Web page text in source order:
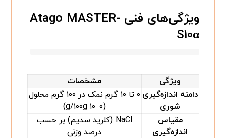
ویژگی‌های فنی Atago MASTER-
S۱۰α
ویژگی
مشخصات
دامنه اندازه‌گیری
شوری
۰ تا ۱۰ گرم نمک در ۱۰۰ گرم محلول
(۰–۱۰ g/۱۰۰g)
مقیاس
اندازه‌گیری
NaCl (کلرید سدیم) بر حسب
درصد وزنی